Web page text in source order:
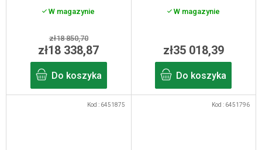
Trekking 7 High dynamite
red/blue M
W magazynie
zł18 850,70
zł18 338,87
Do koszyka
carbon/sand/lime S/41
2026
W magazynie
zł35 018,39
Do koszyka
Kod : 6451875 Kod : 6451796